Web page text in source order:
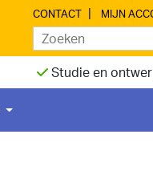
CONTACT | MIJN
Studie en